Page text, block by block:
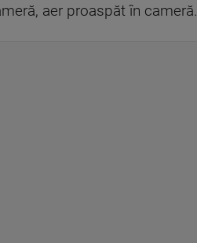
aer proaspăt în cameră.